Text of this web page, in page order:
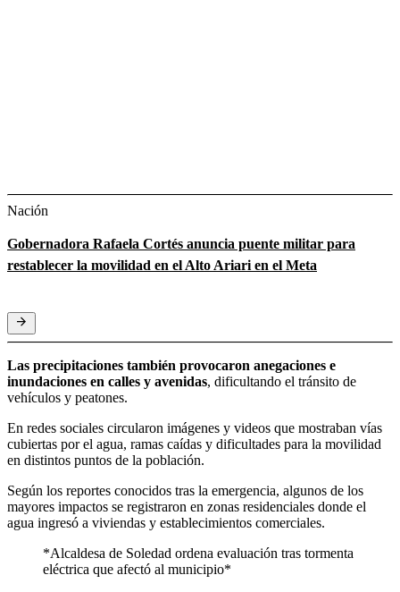
Nación
Gobernadora Rafaela Cortés anuncia puente militar para
restablecer la movilidad en el Alto Ariari en el Meta
Las precipitaciones también provocaron anegaciones e
inundaciones en calles y avenidas, dificultando el tránsito de
vehículos y peatones.
En redes sociales circularon imágenes y videos que mostraban vías
cubiertas por el agua, ramas caídas y dificultades para la movilidad
en distintos puntos de la población.
Según los reportes conocidos tras la emergencia, algunos de los
mayores impactos se registraron en zonas residenciales donde el
agua ingresó a viviendas y establecimientos comerciales.
*Alcaldesa de Soledad ordena evaluación tras tormenta
eléctrica que afectó al municipio*